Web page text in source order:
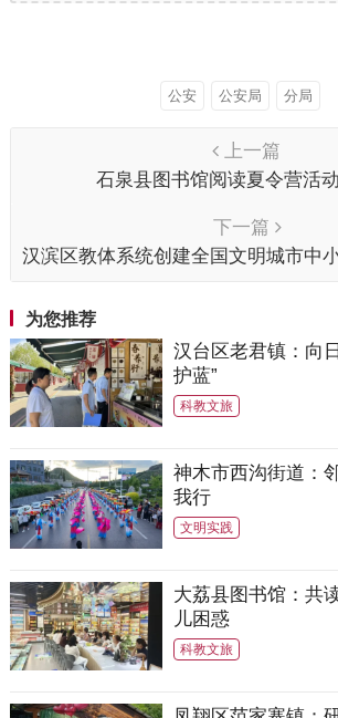
公安 公安局 分局
上一篇
石泉县图书馆阅读夏令营活
下一篇
汉滨区教体系统创建全国文明城市中
为您推荐
汉台区老君镇：向
护蓝”
科教文旅
神木市西沟街道：
我行
文明实践
大荔县图书馆：共
儿困惑
科教文旅